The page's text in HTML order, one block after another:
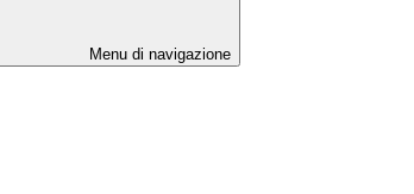
Menu di navigazione